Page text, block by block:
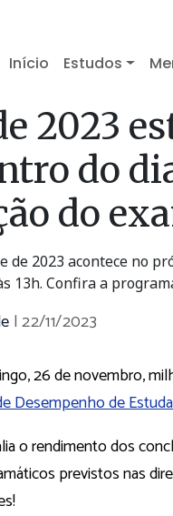
Início Estudos
2023
do
do
de 2023 acontece no
13h. Confira a
|22/11/2023
26 de novembro,
Desempenho de
o rendimento dos
previstos nas